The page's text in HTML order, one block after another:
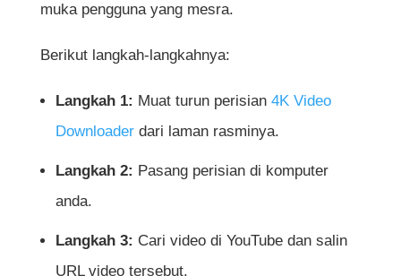
muka pengguna yang mesra.
Berikut langkah-langkahnya:
Langkah 1: Muat turun perisian 4K Video
Downloaderdari laman rasminya.
Langkah 2: Pasang perisian di komputer
anda.
Langkah 3: Cari video di YouTube dan salin
URL video tersebut.